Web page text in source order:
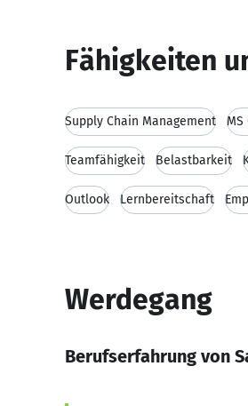
Fähigkeiten
Supply Chain Management MS
Teamfähigkeit Belastbarkeit
Outlook Lernbereitschaft
Werdegang
Berufserfahrung von